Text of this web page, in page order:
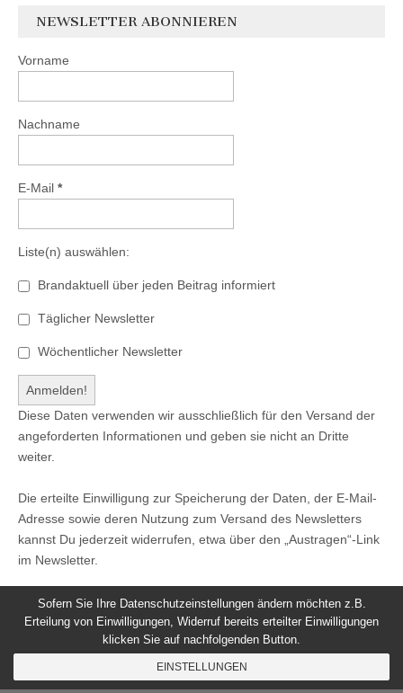
NEWSLETTER ABONNIEREN
Vorname
Nachname
E-Mail *
Liste(n) auswählen:
Brandaktuell über jeden Beitrag informiert
Täglicher Newsletter
Wöchentlicher Newsletter
Diese Daten verwenden wir ausschließlich für den Versand der
angeforderten Informationen und geben sie nicht an Dritte
weiter.
Die erteilte Einwilligung zur Speicherung der Daten, der E-Mail-
Adresse sowie deren Nutzung zum Versand des Newsletters
kannst Du jederzeit widerrufen, etwa über den „Austragen“-Link
im Newsletter.
Sofern Sie Ihre Datenschutzeinstellungen ändern möchten z.B.
Erteilung von Einwilligungen, Widerruf bereits erteilter Einwilligungen
klicken Sie auf nachfolgenden Button.
EINSTELLUNGEN